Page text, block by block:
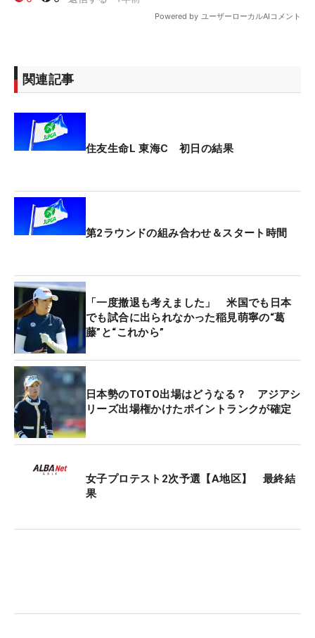
関連記事
住友生命L 東海C 初日の結果
第2ラウンドの組み合わせ＆スタート時間
「一度撤退も考えました」 米国でも日本
でも試合に出られなかった稲見萌寧の“葛
藤”と“これから”
日本勢のTOTO出場はどうなる？ アジアシ
リーズ出場権かけたポイントランクが確定
女子プロテスト2次予選【A地区】 最終結
果